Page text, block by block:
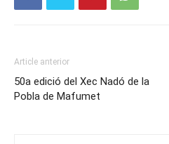
Article anterior
50a edició del Xec Nadó de la
Pobla de Mafumet